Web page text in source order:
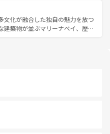
で、どの季節にも異なる楽しみ
すいタイの人々、仏教を中心とし
光資源が、訪れる旅人を魅了し続
るはず。観光スポットが密集し
ろを回れるのも魅力。息をのむよ
験まで、香港を存分に楽しみ尽く
文化が融合した独自の魅力を放つ
建築物が並ぶマリーナベイ、歴史
情を楽しめる外せないスポット